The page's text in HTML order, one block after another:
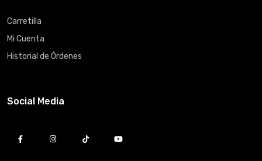
Carretilla
Mi Cuenta
Historial de Órdenes
Social Media